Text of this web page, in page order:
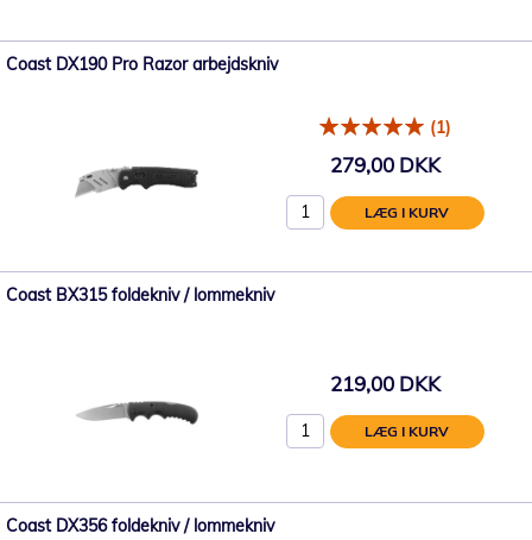
Coast DX190 Pro Razor arbejdskniv
(1)
279,00 DKK
LÆG I KURV
Coast BX315 foldekniv / lommekniv
219,00 DKK
LÆG I KURV
Coast DX356 foldekniv / lommekniv